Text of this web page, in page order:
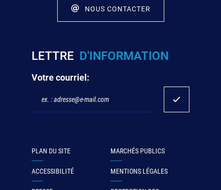
NOUS CONTACTER
LETTRE D'INFORMATION
Votre courriel:
PLAN DU SITE MARCHÉS PUBLICS
ACCESSIBILITÉ MENTIONS LÉGALES